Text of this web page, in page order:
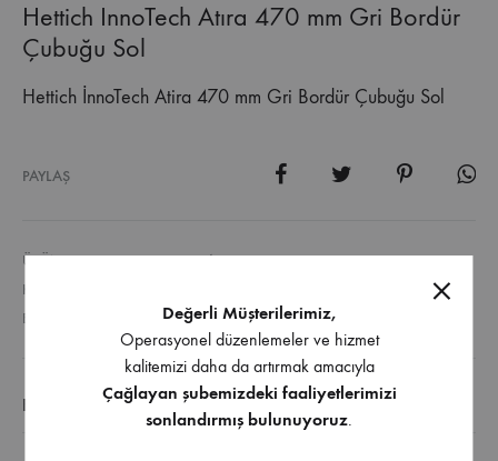
Hettich InnoTech Atıra 470 mm Gri Bordür
Çubuğu Sol
Hettich İnnoTech Atira 470 mm Gri Bordür Çubuğu Sol
PAYLAŞ
ÜRÜN KODU
10980.9194530
KATEGORI
ETIKETLER
METAL YANAKLI RAYLAR
EK BILGI
Değerli Müşterilerimiz,
Operasyonel düzenlemeler ve hizmet
kalitemizi daha da artırmak amacıyla
Çağlayan şubemizdeki faaliyetlerimizi
sonlandırmış bulunuyoruz.